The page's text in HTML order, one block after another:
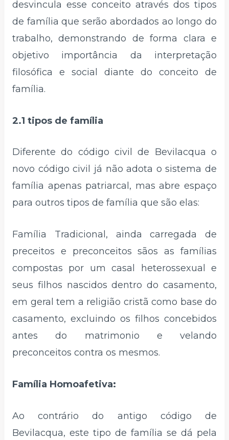
desvincula esse conceito através dos tipos
de família que serão abordados ao longo do
trabalho, demonstrando de forma clara e
objetivo importância da interpretação
filosófica e social diante do conceito de
família.
2.1 tipos de família
Diferente do código civil de Bevilacqua o
novo código civil já não adota o sistema de
família apenas patriarcal, mas abre espaço
para outros tipos de família que são elas:
Família Tradicional, ainda carregada de
preceitos e preconceitos sãos as famílias
compostas por um casal heterossexual e
seus filhos nascidos dentro do casamento,
em geral tem a religião cristã como base do
casamento, excluindo os filhos concebidos
antes do matrimonio e velando
preconceitos contra os mesmos.
Família Homoafetiva:
Ao contrário do antigo código de
Bevilacqua, este tipo de família se dá pela